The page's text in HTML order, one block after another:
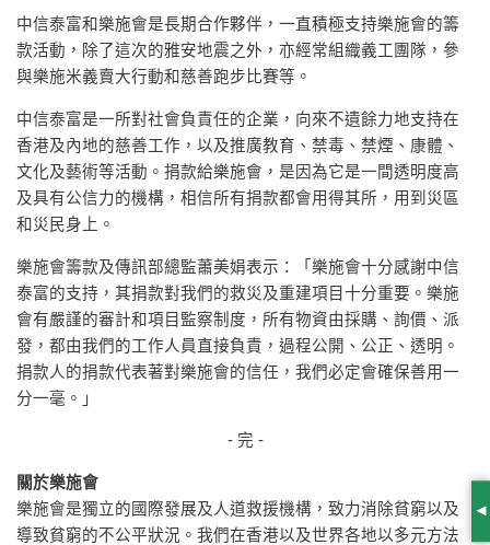
中信泰富和樂施會是長期合作夥伴，一直積極支持樂施會的籌
款活動，除了這次的雅安地震之外，亦經常組織義工團隊，參
與樂施米義賣大行動和慈善跑步比賽等。
中信泰富是一所對社會負責任的企業，向來不遺餘力地支持在
香港及內地的慈善工作，以及推廣教育、禁毒、禁煙、康體、
文化及藝術等活動。捐款給樂施會，是因為它是一間透明度高
及具有公信力的機構，相信所有捐款都會用得其所，用到災區
和災民身上。
樂施會籌款及傳訊部總監蕭美娟表示：「樂施會十分感謝中信
泰富的支持，其捐款對我們的救災及重建項目十分重要。樂施
會有嚴謹的審計和項目監察制度，所有物資由採購、詢價、派
發，都由我們的工作人員直接負責，過程公開、公正、透明。
捐款人的捐款代表著對樂施會的信任，我們必定會確保善用一
分一毫。」
- 完 -
關於樂施會
樂施會是獨立的國際發展及人道救援機構，致力消除貧窮以及
導致貧窮的不公平狀況。我們在香港以及世界各地以多元方法